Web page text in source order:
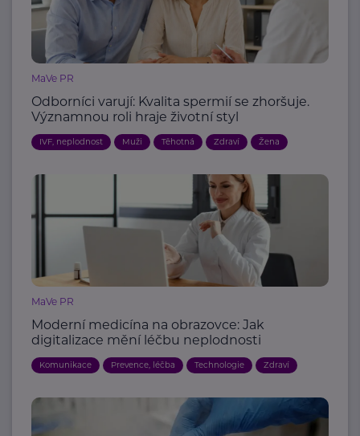
MaVe PR
Odborníci varují: Kvalita spermií se zhoršuje.
Významnou roli hraje životní styl
IVF, neplodnost Muži Těhotná Zdraví Žena
MaVe PR
Moderní medicína na obrazovce: Jak
digitalizace mění léčbu neplodnosti
Komunikace Prevence, léčba Technologie Zdraví